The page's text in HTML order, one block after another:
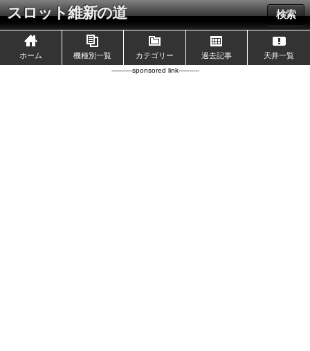
スロット維新の道 検索
ホーム 機種別一覧 カテゴリー 過去記事 天井一覧
----------sponsored link----------